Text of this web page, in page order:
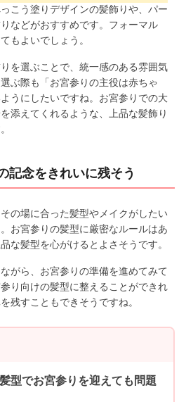
こう塗りデザインの髪飾りや、パー
などがおすすめです。フォーマル
もよいでしょう。
を選ぶことで、統一感のある雰囲気
ぶ際も「お宮参りの主役は赤ちゃ
うにしたいですね。お宮参りでの大
添えてくれるような、上品な髪飾り
記念をきれいに残そう
の場に合った髪型やメイクがしたい
お宮参りの髪型に厳密なルールはあ
な髪型を心がけるとよさそうです。
がら、お宮参りの準備を進めてみて
り向けの髪型に整えることができれ
残すこともできそうですね。
型でお宮参りを迎えても問題